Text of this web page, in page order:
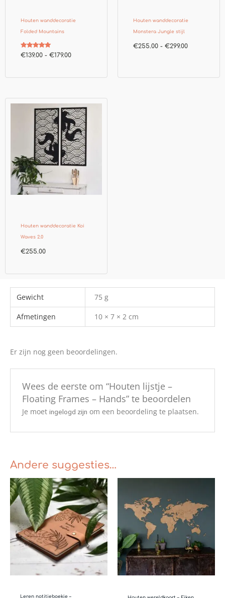
Houten wanddecoratie
Folded Mountains
Gewaardeerd
5.00
€139.00 - €179.00
Houten wanddecoratie
Monstera Jungle stijl
€255.00 - €299.00
Houten wanddecoratie Koi
Waves 2.0
€255.00
Gewicht 75 g
Afmetingen 10 × 7 × 2 cm
Er zijn nog geen beoordelingen.
Wees de eerste om “Houten lijstje –
Floating Frames – Hands” te beoordelen
Je moet ingelogd zijn om een beoordeling te plaatsen.
Andere suggesties…
Leren notitieboekje –
Prijsklasse:
€39.95
tot
€75.00
tot
€299.00